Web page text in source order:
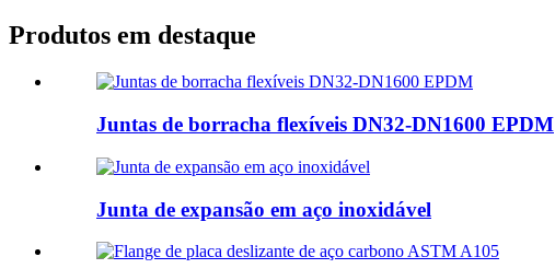
Produtos em destaque
Juntas de borracha flexíveis DN32-DN1600 EPDM
Junta de expansão em aço inoxidável